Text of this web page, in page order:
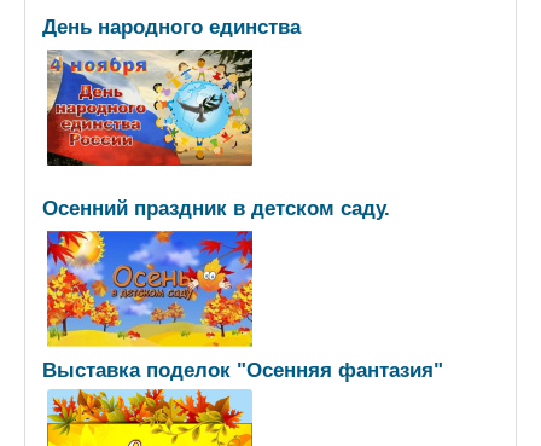
День народного единства
Осенний праздник в детском саду.
Выставка поделок "Осенняя фантазия"